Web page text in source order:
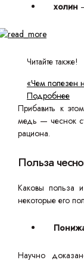
холин
Читайте также!
«Чем полезен
Подробнее
Прибавить к
медь — чеснок
рациона.
Польза
Каковы польза
некоторые его
Научно